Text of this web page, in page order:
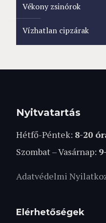
Vékony zsinórok
Vízhatlan cipzárak
Nyitvatartás
Hétfő-Péntek: 8-20
Szombat – Vasárnap:
Adatvédelmi
Elérhetőségek